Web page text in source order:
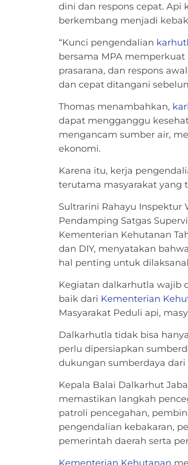
dini dan respons cepat. Api
berkembang menjadi
“Kunci pengendalian
bersama MPA
prasarana, dan respons
dan cepat ditangani
Thomas menambahkan,
dapat mengganggu
mengancam sumber air,
ekonomi.
Karena itu, kerja
terutama masyarakat yang
Sultrarini Rahayu Inspektur
Pendamping Satgas
Kementerian Kehutanan
dan DIY, menyatakan
hal penting untuk
Kegiatan dalkarhutla wajib
baik dari Kementerian
Masyarakat Peduli api,
Dalkarhutla tidak bisa
perlu dipersiapkan
dukungan sumberdaya dari
Kepala Balai Dalkarhut
memastikan langkah
patroli pencegahan,
pengendalian kebakaran,
pemerintah daerah serta
Kementerian Kehutanan